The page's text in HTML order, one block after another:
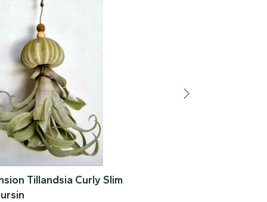
Tillandsia Curly Slim